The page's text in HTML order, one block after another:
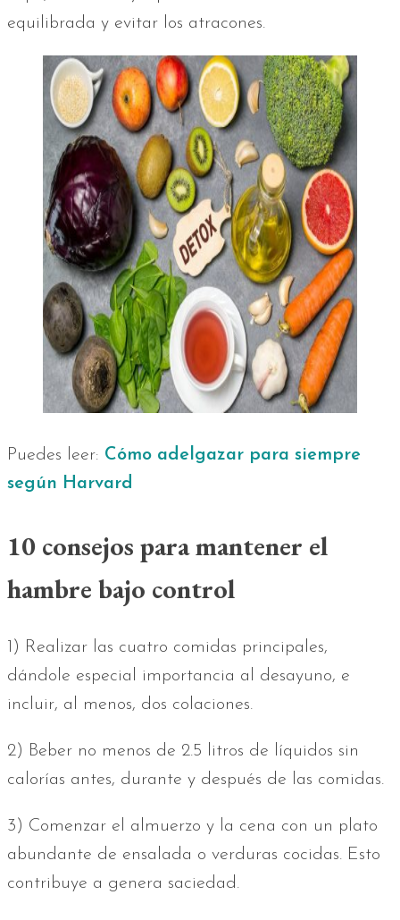
equilibrada y evitar los atracones.
Puedes leer: Cómo adelgazar para siempre
según Harvard
10 consejos para mantener el
hambre bajo control
1) Realizar las cuatro comidas principales,
dándole especial importancia al desayuno, e
incluir, al menos, dos colaciones.
2) Beber no menos de 2.5 litros de líquidos sin
calorías antes, durante y después de las comidas.
3) Comenzar el almuerzo y la cena con un plato
abundante de ensalada o verduras cocidas. Esto
contribuye a genera saciedad.